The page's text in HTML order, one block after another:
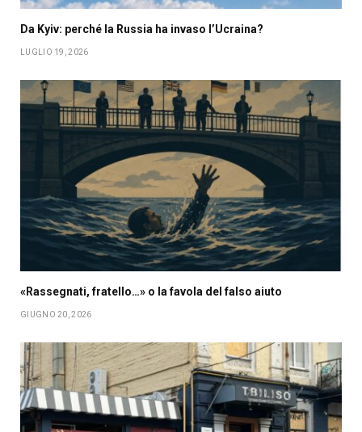
Da Kyiv: perché la Russia ha invaso l’Ucraina?
LUGLIO 19, 2026
«Rassegnati, fratello…» o la favola del falso aiuto
GIUGNO 20, 2026